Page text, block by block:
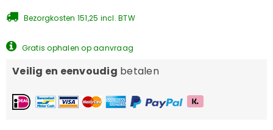
Bezorgkosten 151,25 incl. BTW
Gratis ophalen op aanvraag
Veilig en eenvoudig betalen